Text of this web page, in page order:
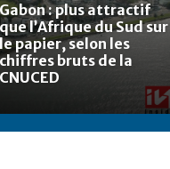
Gabon : plus attractif
que l’Afrique du Sud sur
le papier, selon les
chiffres bruts de la
CNUCED